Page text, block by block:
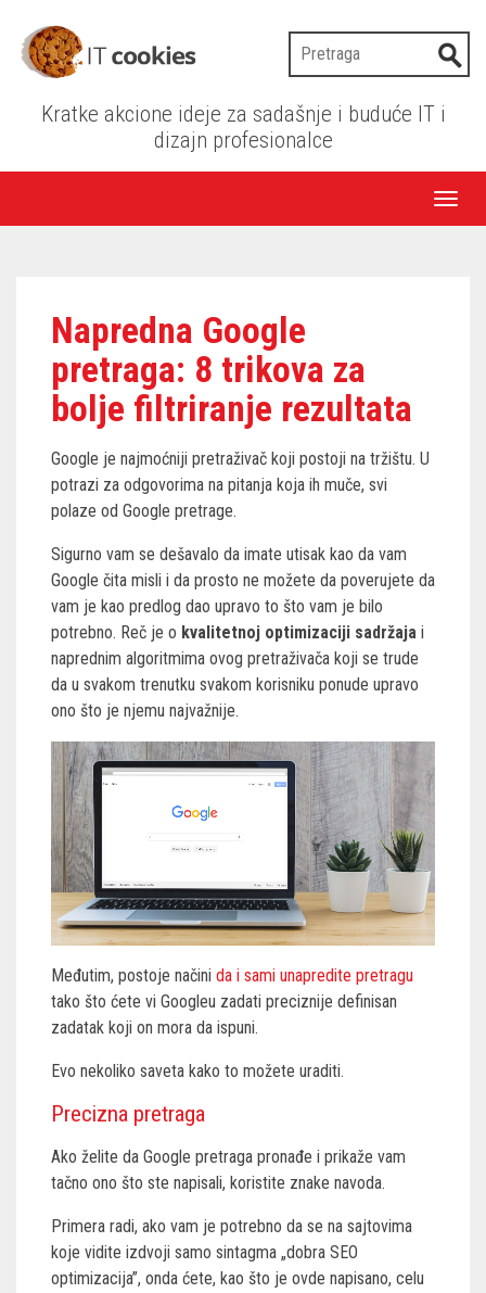
Kratke akcione ideje za sadašnje i buduće IT i
dizajn profesionalce
Napredna Google
pretraga: 8 trikova za
bolje filtriranje rezultata
Google je najmoćniji pretraživač koji postoji na tržištu. U
potrazi za odgovorima na pitanja koja ih muče, svi
polaze od Google pretrage.
Sigurno vam se dešavalo da imate utisak kao da vam
Google čita misli i da prosto ne možete da poverujete da
vam je kao predlog dao upravo to što vam je bilo
potrebno. Reč je o kvalitetnoj optimizaciji sadržaja i
naprednim algoritmima ovog pretraživača koji se trude
da u svakom trenutku svakom korisniku ponude upravo
ono što je njemu najvažnije.
Međutim, postoje načini da i sami unapredite pretragu
tako što ćete vi Googleu zadati preciznije definisan
zadatak koji on mora da ispuni.
Evo nekoliko saveta kako to možete uraditi.
Precizna pretraga
Ako želite da Google pretraga pronađe i prikaže vam
tačno ono što ste napisali, koristite znake navoda.
Primera radi, ako vam je potrebno da se na sajtovima
koje vidite izdvoji samo sintagma „dobra SEO
optimizacija”, onda ćete, kao što je ovde napisano, celu